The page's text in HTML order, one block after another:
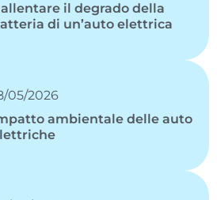
il degrado della
di un’auto elettrica
05/2026
ambientale delle auto